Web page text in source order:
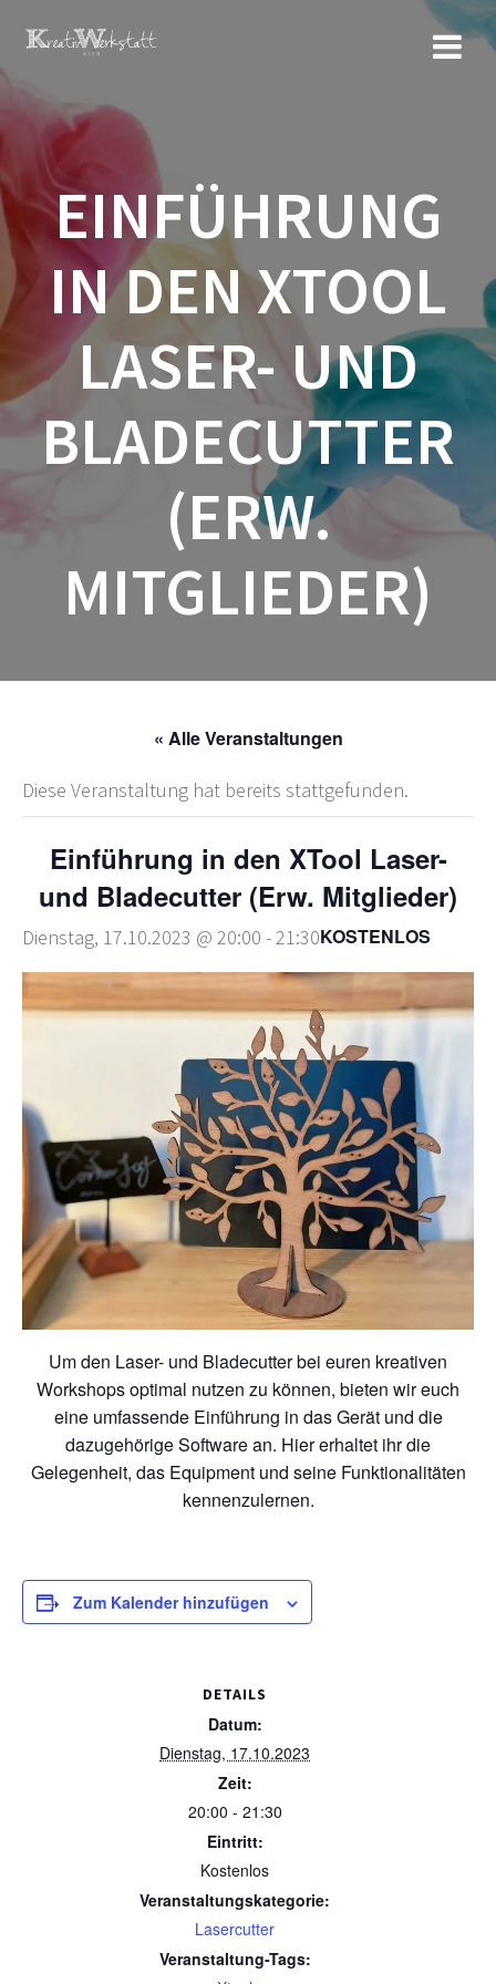
EINFÜHRUNG
IN DEN XTOOL
LASER- UND
BLADECUTTER
(ERW.
MITGLIEDER)
« Alle Veranstaltungen
Diese Veranstaltung hat bereits stattgefunden.
Einführung in den XTool Laser-
und Bladecutter (Erw. Mitglieder)
Dienstag, 17.10.2023 @ 20:00 -21:30KOSTENLOS
Um den Laser- und Bladecutter bei euren kreativen
Workshops optimal nutzen zu können, bieten wir euch
eine umfassende Einführung in das Gerät und die
dazugehörige Software an. Hier erhaltet ihr die
Gelegenheit, das Equipment und seine Funktionalitäten
kennenzulernen.
Zum Kalender hinzufügen
DETAILS
Datum:
Dienstag, 17.10.2023
Zeit:
20:00 - 21:30
Eintritt:
Kostenlos
Veranstaltungskategorie:
Lasercutter
Veranstaltung-Tags: